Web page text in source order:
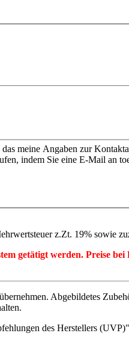
meine Angaben zur
indem Sie eine E-Mail an
z.Zt. 19% sowie
getätigt werden. Preise
Abgebildetes
des Herstellers